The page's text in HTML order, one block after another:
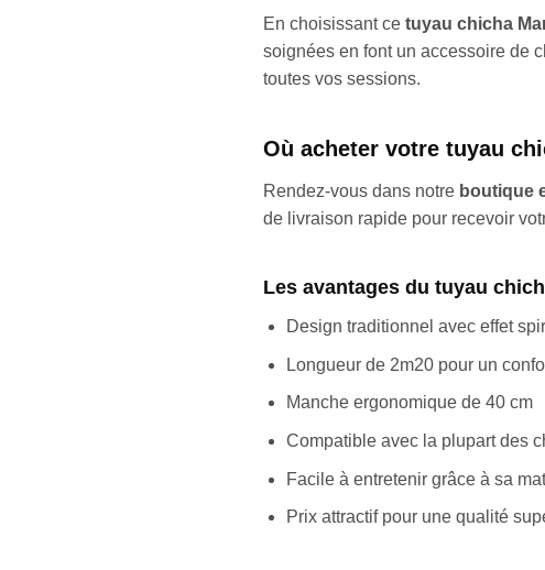
En choisissant ce tuyau chicha
soignées en font un accessoire de
toutes vos sessions.
Où acheter votre tuyau
Rendez-vous dans notre boutique
de livraison rapide pour recevoir
Les avantages du tuyau
Design traditionnel avec effet
Longueur de 2m20 pour un
Manche ergonomique de 40 cm
Compatible avec la plupart des
Facile à entretenir grâce à sa
Prix attractif pour une qualité